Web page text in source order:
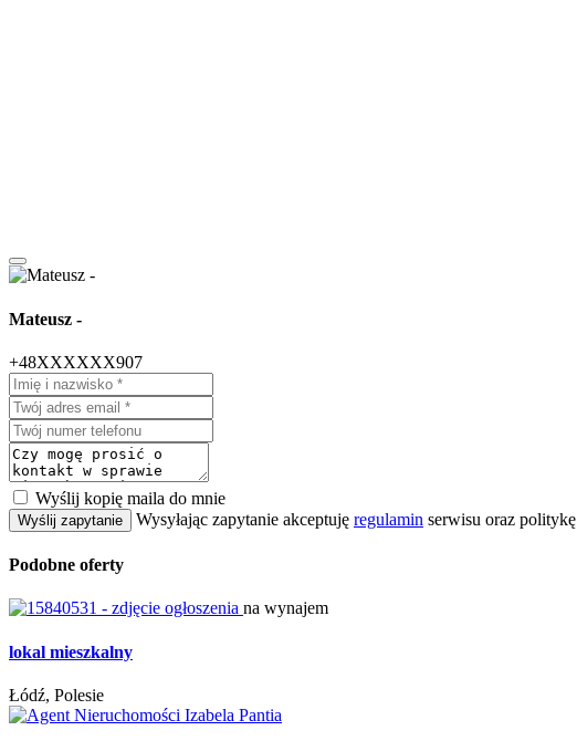
Mateusz -
+48XXXXXX907
Wyślij kopię maila do mnie
Wyślij zapytanie Wysyłając zapytanie akceptuję regulamin serwisu oraz politykę
Podobne oferty
na wynajem
lokal mieszkalny
Łódź, Polesie